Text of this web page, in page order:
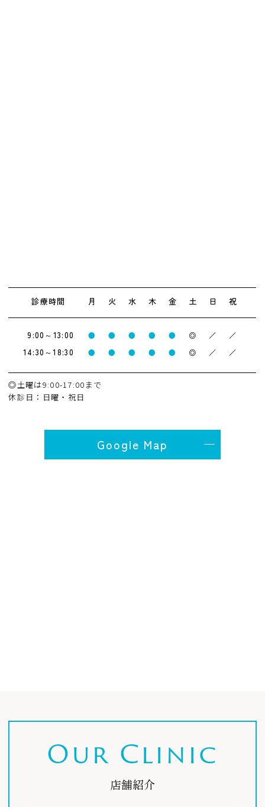
Google Map
診療時間 月 火 水 木 金 土 日 祝
9:00～13:00 ● ● ● ● ● ◎ ／ ／
14:30～18:30 ● ● ● ● ● ◎ ／ ／
◎土曜は9:00-17:00まで
休診日：日曜・祝日
Our Clinic
店舗紹介